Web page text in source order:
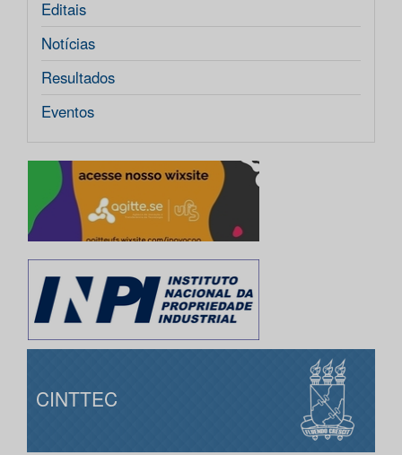
Editais
Notícias
Resultados
Eventos
CINTTEC